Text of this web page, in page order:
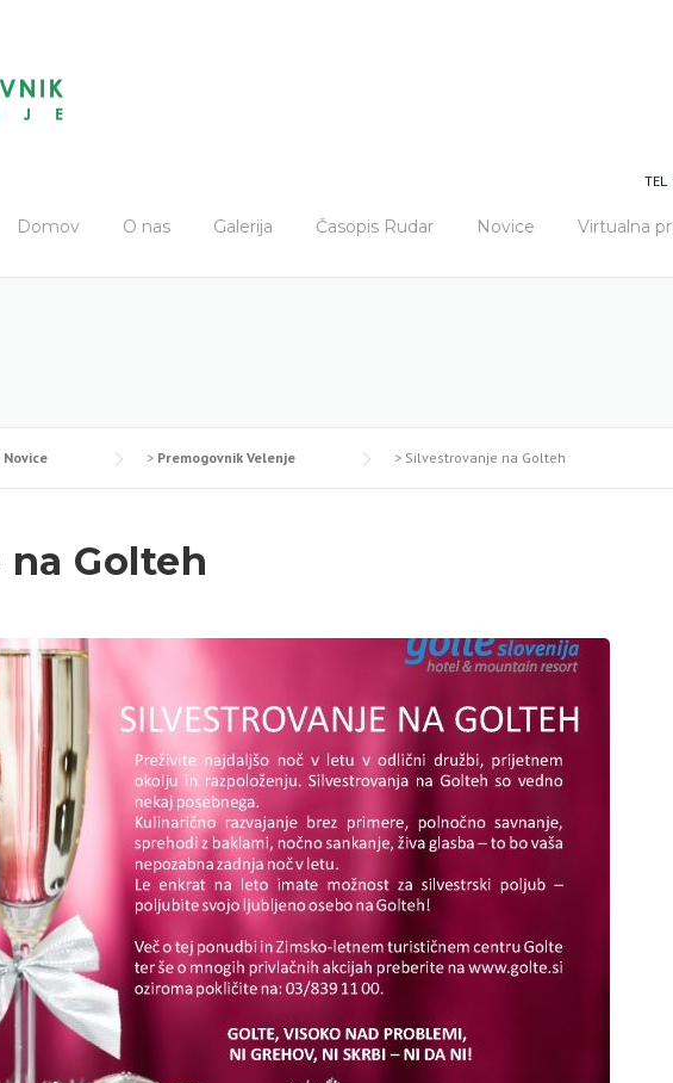
TEL
Domov O nas Galerija Časopis Rudar Novice Virtualna
Novice > Premogovnik Velenje > Silvestrovanje na Golteh
Golteh